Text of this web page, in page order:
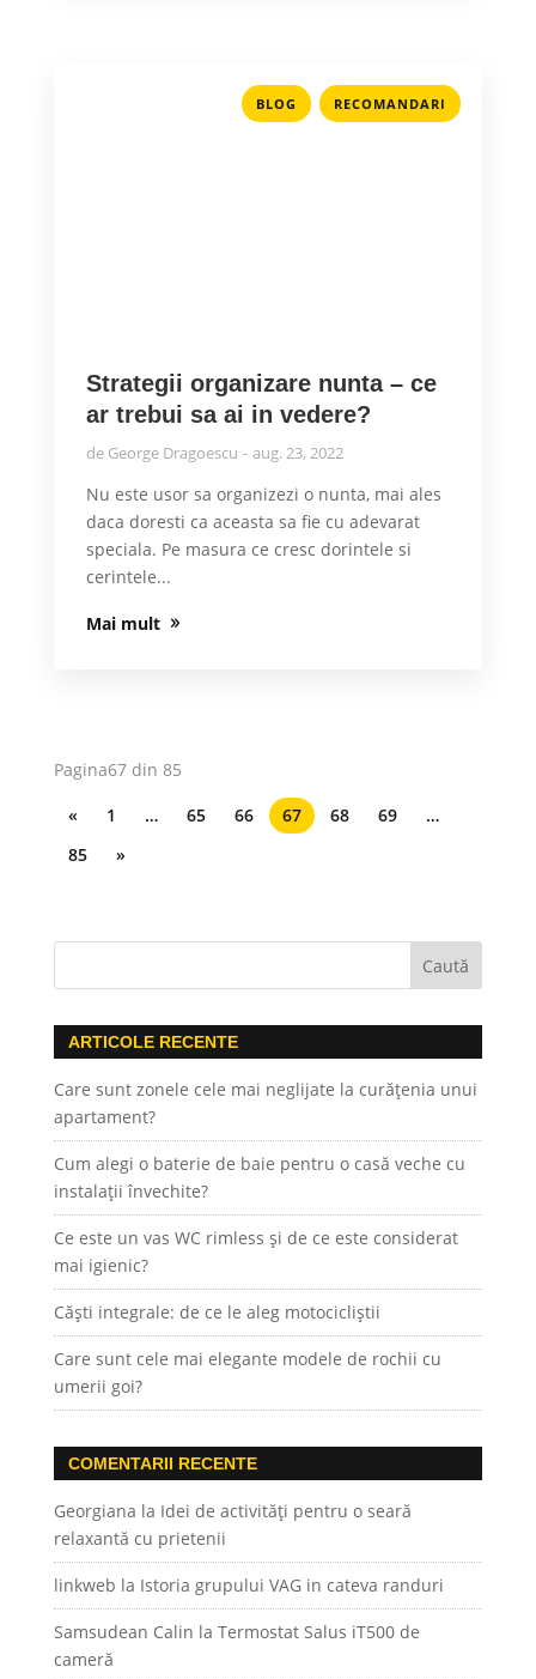
BLOG , RECOMANDARI
Strategii organizare nunta – ce
ar trebui sa ai in vedere?
de George Dragoescu aug. 23, 2022
Nu este usor sa organizezi o nunta, mai ales
daca doresti ca aceasta sa fie cu adevarat
speciala. Pe masura ce cresc dorintele si
cerintele...
Mai mult
Pagina67 din 85
«
1 … 65 66 67 68 69
…
85
»
ARTICOLE RECENTE
Care sunt zonele cele mai neglijate la curățenia unui
apartament?
Cum alegi o baterie de baie pentru o casă veche cu
instalații învechite?
Ce este un vas WC rimless și de ce este considerat
mai igienic?
Căști integrale: de ce le aleg motocicliștii
Care sunt cele mai elegante modele de rochii cu
umerii goi?
COMENTARII RECENTE
Georgiana la Idei de activități pentru o seară
relaxantă cu prietenii
linkweb la Istoria grupului VAG in cateva randuri
Samsudean Calin la Termostat Salus iT500 de
cameră